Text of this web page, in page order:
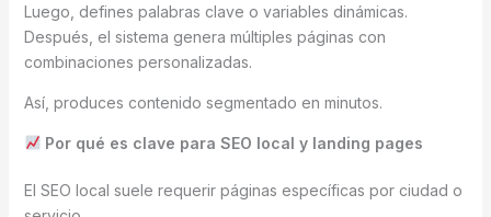
Luego, defines palabras clave o variables dinámicas.
Después, el sistema genera múltiples páginas con
combinaciones personalizadas.
Así, produces contenido segmentado en minutos.
Por qué es clave para SEO local y landing pages
El SEO local suele requerir páginas específicas por ciudad o